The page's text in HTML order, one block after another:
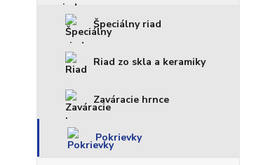
Špeciálny riad
Riad zo skla a keramiky
Zaváracie hrnce
Pokrievky